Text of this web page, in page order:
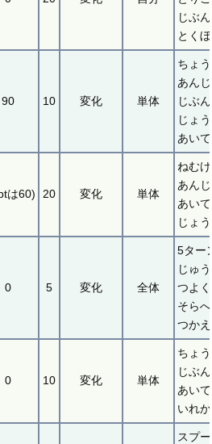
じぶ
とく
90 10 変化 単体
ちょ
あん
じぶ
じょ
あい
は60) 20 変化 単体
ねむ
あん
あい
じょ
0 5 変化 全体
5ター
じゅ
つよ
そら
つか
0 10 変化 単体
ちょ
じぶ
あい
いれ
スプ